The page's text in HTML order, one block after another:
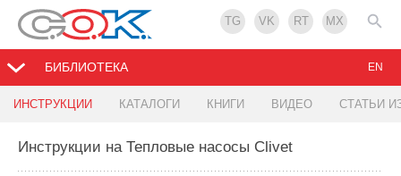
TG VK RT MX
БИБЛИОТЕКА
ИНСТРУКЦИИ КАТАЛОГИ КНИГИ ВИДЕО СТАТЬИ
EN
Инструкции на Тепловые насосы Clivet